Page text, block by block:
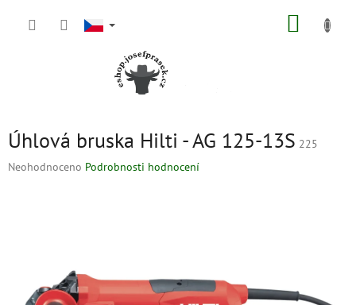
Úhlová bruska Hilti - AG 125-13S 225
Průměrné
Neohodnoceno Podrobnosti hodnocení